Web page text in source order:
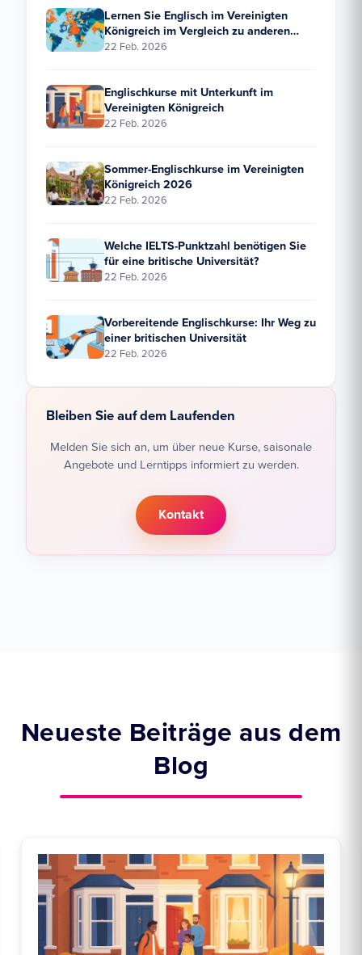
Lernen Sie Englisch im Vereinigten
Königreich im Vergleich zu anderen
Ländern: Wie schneidet das Vereinigte
22 Feb. 2026
Englischkurse mit Unterkunft im
Vereinigten Königreich
22 Feb. 2026
Sommer-Englischkurse im Vereinigten
Königreich 2026
22 Feb. 2026
Welche IELTS-Punktzahl benötigen Sie
für eine britische Universität?
22 Feb. 2026
Vorbereitende Englischkurse: Ihr Weg zu
einer britischen Universität
22 Feb. 2026
Bleiben Sie auf dem Laufenden
Melden Sie sich an, um über neue Kurse, saisonale
Angebote und Lerntipps informiert zu werden.
Kontakt
Neueste Beiträge aus dem
Blog